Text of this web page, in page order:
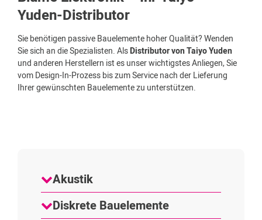
Yuden-Distributor
Sie benötigen passive Bauelemente hoher Qualität? Wenden
Sie sich an die Spezialisten. AlsDistributor von Taiyo Yuden
und anderen Herstellern ist es unser wichtigstes Anliegen, Sie
vom Design-In-Prozess bis zum Service nach der Lieferung
Ihrer gewünschten Bauelemente zu unterstützen.
Akustik
Diskrete Bauelemente